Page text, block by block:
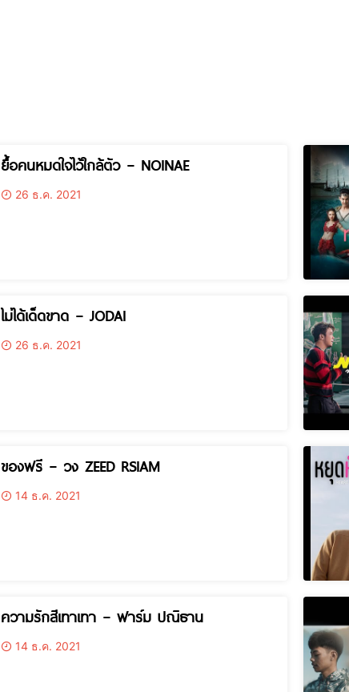
ยื้อคนหมดใจไว้ใกล้ตัว – NOINAE
26 ธ.ค. 2021
ไม่ได้เด็ดขาด – JODAI
26 ธ.ค. 2021
ของฟรี – วง ZEED RSIAM
14 ธ.ค. 2021
ความรักสีเทาเทา – ฟาร์ม ปณิธาน
14 ธ.ค. 2021